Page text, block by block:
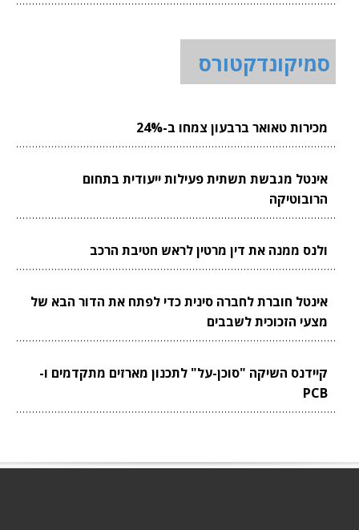
סמיקונדקטורס
מכירות טאואר ברבעון צמחו ב-24%
אינטל מגבשת תשתית פעילות ייעודית בתחום
הרובוטיקה
ולנס ממנה את דין מרטין לראש חטיבת הרכב
אינטל חוברת לחברה סינית כדי לפתח את הדור הבא של
מצעי הזכוכית לשבבים
קיידנס השיקה "סוכן-על" לתכנון מארזים מתקדמים ו-
PCB